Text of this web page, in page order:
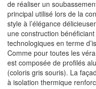
de réaliser un
principal utilisé lors de la
style à l’élégance
une construction
technologiques en terme
Comme pour toutes les
est composée de profilés
(coloris gris souris). La
à isolation thermique